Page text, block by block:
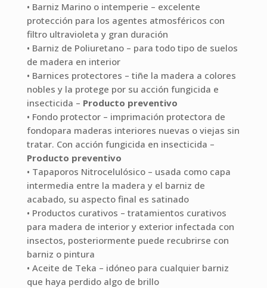
• Barniz Marino o intemperie – excelente
protección para los agentes atmosféricos con
filtro ultravioleta y gran duración
• Barniz de Poliuretano – para todo tipo de suelos
de madera en interior
• Barnices protectores – tiñe la madera a colores
nobles y la protege por su acción fungicida e
insecticida – Producto preventivo
• Fondo protector – imprimación protectora de
fondopara maderas interiores nuevas o viejas sin
tratar. Con acción fungicida en insecticida –
Producto preventivo
• Tapaporos Nitrocelulósico – usada como capa
intermedia entre la madera y el barniz de
acabado, su aspecto final es satinado
• Productos curativos – tratamientos curativos
para madera de interior y exterior infectada con
insectos, posteriormente puede recubrirse con
barniz o pintura
• Aceite de Teka – idóneo para cualquier barniz
que haya perdido algo de brillo